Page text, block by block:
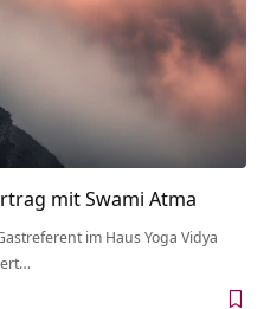
mit Swami Atma
im Haus Yoga Vidya